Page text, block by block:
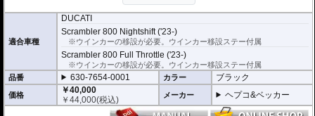
※耐加重 : 片側 5kg (ケース、バッグの自重
を除く)
※サイドケースは別売です。こちらからお求め下さい。
※バッグの搭載位置を 50mm 前方または後方、30mm 上方または下方に移設す
る移設キット(オプション)もあります。
適合車種
DUCATI
Scrambler 800 Nightshift ('23-)
※ウインカーの移設が必要。ウインカー移設ステー付属
Scrambler 800 Full Throttle ('23-)
※ウインカーの移設が必要。ウインカー移設ステー付属
品番
630-7654-0001 カラー ブラック
価格
￥40,000
￥44,000(税込) メーカー ヘプコ&ベッカー